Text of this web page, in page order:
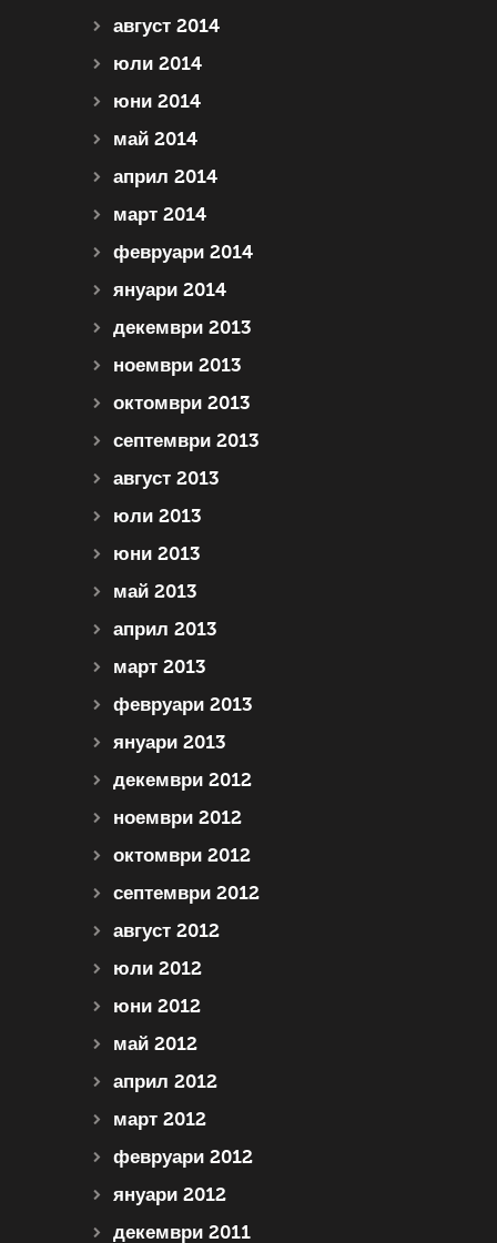
август 2014
юли 2014
юни 2014
май 2014
април 2014
март 2014
февруари 2014
януари 2014
декември 2013
ноември 2013
октомври 2013
септември 2013
август 2013
юли 2013
юни 2013
май 2013
април 2013
март 2013
февруари 2013
януари 2013
декември 2012
ноември 2012
октомври 2012
септември 2012
август 2012
юли 2012
юни 2012
май 2012
април 2012
март 2012
февруари 2012
януари 2012
декември 2011